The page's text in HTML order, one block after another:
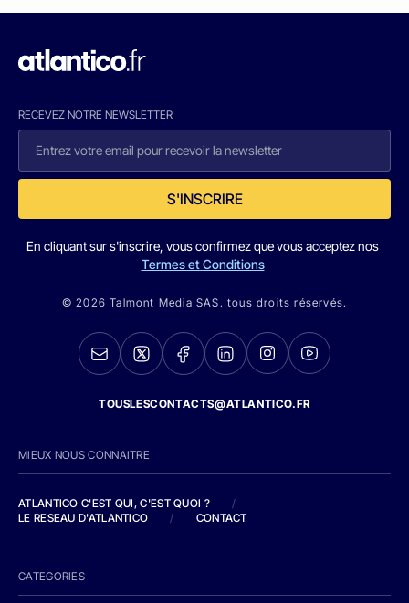
RECEVEZ NOTRE NEWSLETTER
S'INSCRIRE
En cliquant sur s'inscrire, vous confirmez que vous acceptez nos
Termes et Conditions
© 2026 Talmont Media SAS. tous droits réservés.
TOUSLESCONTACTS@ATLANTICO.FR
MIEUX NOUS CONNAITRE
ATLANTICO C'EST QUI, C'EST QUOI ?
/
LE RESEAU D'ATLANTICO
/ CONTACT
CATEGORIES